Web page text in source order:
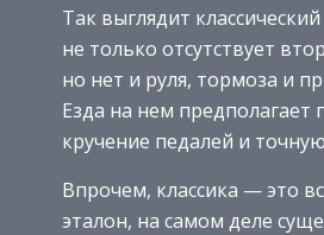
Так выглядит
не только отсутствует
но нет и руля, тормоза и
Езда на нем предполагает
кручение педалей и
Впрочем, классика — это
эталон, на самом деле